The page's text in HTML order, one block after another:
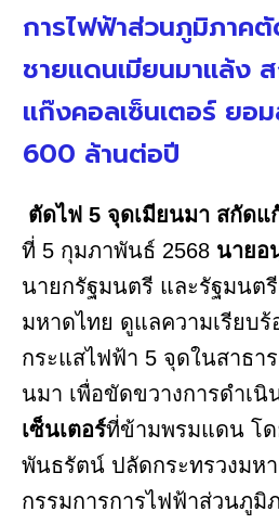
การไฟฟ้าส่วนภูมิภาค
ชายแดนเมียนมาแล้ง
แก๊งคอลเซ็นเตอร์ ยอ
600 ล้านต่อปี
ตัดไฟ 5 จุดเมียนมา สกัดแ
ที่ 5 กุมภาพันธ์ 2568 นายอ
นายกรัฐมนตรี และรัฐมนตรี
มหาดไทย ดูแลความเรียบร้
กระแสไฟฟ้า 5 จุดในสาธา
นมา เพื่อขัดขวางการดำเนิ
เซ็นเตอร์ที่ข้ามพรมแดน โ
พันธรัตน์ ปลัดกระทรวงมห
กรรมการการไฟฟ้าส่วนภูมิ